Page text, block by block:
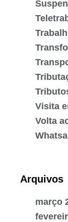
Visita
Volta
Arquivos
março